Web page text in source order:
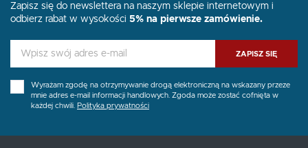
Zapisz się do newslettera na naszym sklepie internetowym i
odbierz rabat w wysokości 5% na pierwsze zamówienie.
ZAPISZ SIĘ
Wyrażam zgodę na otrzymywanie drogą elektroniczną na wskazany przeze
mnie adres e-mail informacji handlowych. Zgoda może zostać cofnięta w
każdej chwili. Polityka prywatności